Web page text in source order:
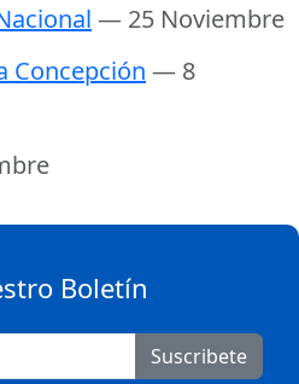
— 25 Noviembre
Concepción — 8
Boletín
Suscribete